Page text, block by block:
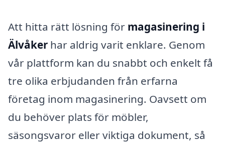
Att hitta rätt lösning för magasinering i
Älvåker har aldrig varit enklare. Genom
vår plattform kan du snabbt och enkelt få
tre olika erbjudanden från erfarna
företag inom magasinering. Oavsett om
du behöver plats för möbler,
säsongsvaror eller viktiga dokument, så